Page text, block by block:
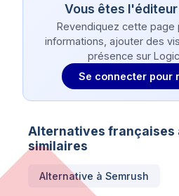
Vous êtes l'éditeur
Revendiquez cette page
informations, ajouter des
présence sur
Se connecter pour
Alternatives françaises
similaires
Alternative à Semrush